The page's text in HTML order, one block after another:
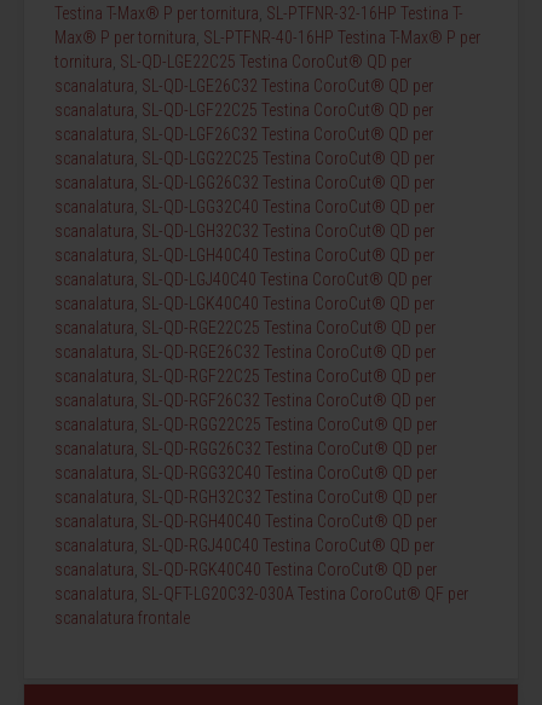
Testina T-Max® P per tornitura SL-PTFNR-32-16HP Testina T-
Max® P per tornitura SL-PTFNR-40-16HP Testina T-Max® P per
tornitura SL-QD-LGE22C25 Testina CoroCut® QD per
scanalatura SL-QD-LGE26C32 Testina CoroCut® QD per
scanalatura SL-QD-LGF22C25 Testina CoroCut® QD per
scanalatura SL-QD-LGF26C32 Testina CoroCut® QD per
scanalatura SL-QD-LGG22C25 Testina CoroCut® QD per
scanalatura SL-QD-LGG26C32 Testina CoroCut® QD per
scanalatura SL-QD-LGG32C40 Testina CoroCut® QD per
scanalatura SL-QD-LGH32C32 Testina CoroCut® QD per
scanalatura SL-QD-LGH40C40 Testina CoroCut® QD per
scanalatura SL-QD-LGJ40C40 Testina CoroCut® QD per
scanalatura SL-QD-LGK40C40 Testina CoroCut® QD per
scanalatura SL-QD-RGE22C25 Testina CoroCut® QD per
scanalatura SL-QD-RGE26C32 Testina CoroCut® QD per
scanalatura SL-QD-RGF22C25 Testina CoroCut® QD per
scanalatura SL-QD-RGF26C32 Testina CoroCut® QD per
scanalatura SL-QD-RGG22C25 Testina CoroCut® QD per
scanalatura SL-QD-RGG26C32 Testina CoroCut® QD per
scanalatura SL-QD-RGG32C40 Testina CoroCut® QD per
scanalatura SL-QD-RGH32C32 Testina CoroCut® QD per
scanalatura SL-QD-RGH40C40 Testina CoroCut® QD per
scanalatura SL-QD-RGJ40C40 Testina CoroCut® QD per
scanalatura SL-QD-RGK40C40 Testina CoroCut® QD per
scanalatura SL-QFT-LG20C32-030A Testina CoroCut® QF per
scanalatura frontale